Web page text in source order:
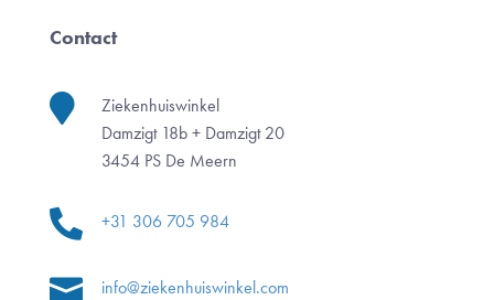
Contact

Ziekenhuiswinkel
Damzigt 18b + Damzigt 20
3454 PS De Meern
 +31 306 705 984
 info@ziekenhuiswinkel.com